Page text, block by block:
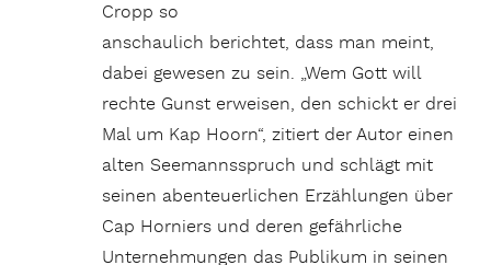
Cropp so
anschaulich berichtet, dass man meint,
dabei gewesen zu sein. „Wem Gott will
rechte Gunst erweisen, den schickt er drei
Mal um Kap Hoorn“, zitiert der Autor einen
alten Seemannsspruch und schlägt mit
seinen abenteuerlichen Erzählungen über
Cap Horniers und deren gefährliche
Unternehmungen das Publikum in seinen